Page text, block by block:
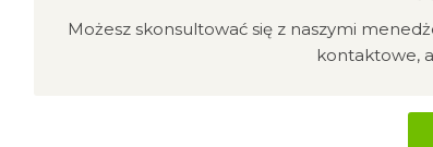
Możesz skonsultować się z naszymi
kontaktowe,